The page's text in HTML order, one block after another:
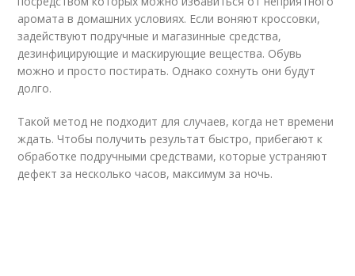
аромата в домашних условиях. Если воняют кроссовки,
задействуют подручные и магазинные средства,
дезинфицирующие и маскирующие вещества. Обувь
можно и просто постирать. Однако сохнуть они будут
долго.
Такой метод не подходит для случаев, когда нет времени
ждать. Чтобы получить результат быстро, прибегают к
обработке подручными средствами, которые устраняют
дефект за несколько часов, максимум за ночь.